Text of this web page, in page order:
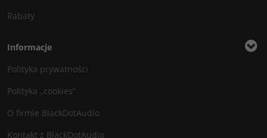
Rabaty
Informacje
Polityka prywatności
Polityka „cookies”
O firmie BlackDotAudio
Kontakt z BlackDotAudio